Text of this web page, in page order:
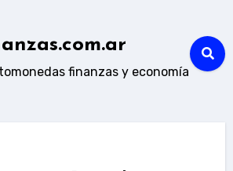
finanzas y economía